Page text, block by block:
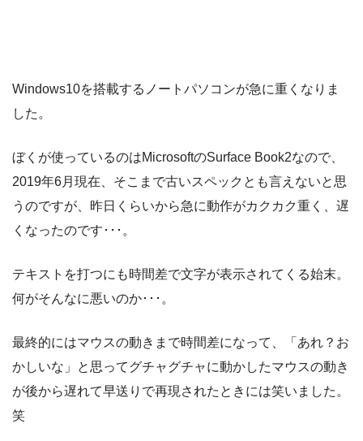
Windows10を搭載するノートパソコンが急に重くなりま
した。
ぼくが使っているのはMicrosoftのSurface Book2なので、
2019年6月現在、そこまで古いスペックとも言えないと思
うのですが、昨日くらいから急に動作がカクカク重く、遅
くなったのです･･･。
テキストを打つにも時間差で文字が表示されてくる始末。
何がそんなに悪いのか･･･。
最終的にはマウスの動きまで時間差になって、「あれ？お
かしいな」と思ってグチャグチャに動かしたマウスの動き
が後から遅れて早送りで再現されたときには笑いました。
笑